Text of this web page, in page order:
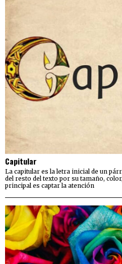
Capitular
La capitular es la letra inicial de un
del resto del texto por su tamaño,
principal es captar la atención